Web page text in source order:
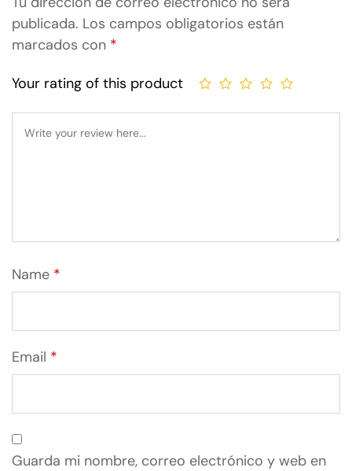
publicada. Los campos obligatorios están
marcados con *
Your rating of this product
Name *
Email *
Guarda mi nombre, correo electrónico y web en